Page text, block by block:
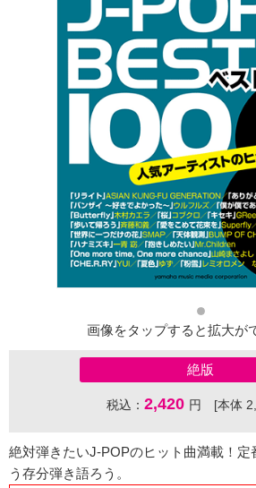
画像をタップすると拡大が
絶版
税込： 2,420 円 [本体
絶対弾きたいJ-POPのヒット曲満載！定
う存分弾き語ろう。